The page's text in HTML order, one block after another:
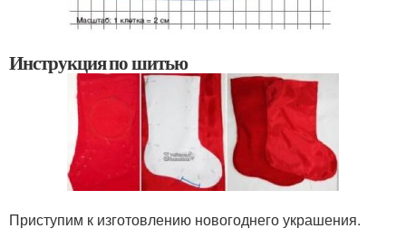
Инструкция по шитью
Приступим к изготовлению новогоднего украшения.